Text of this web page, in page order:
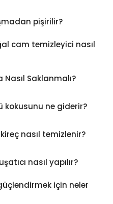
pişirilir?
cam temizleyici nasıl
Saklanmalı?
kokusunu ne giderir?
nasıl temizlenir?
nasıl yapılır?
için neler